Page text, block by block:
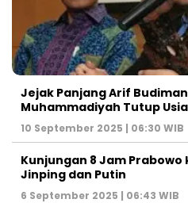
Jejak Panjang Arif
Muhammadiyah Tutup
10 September 2025 | 06:30 WIB
Kunjungan 8 Jam
Jinping dan Putin
6 September 2025 | 06:43 WIB